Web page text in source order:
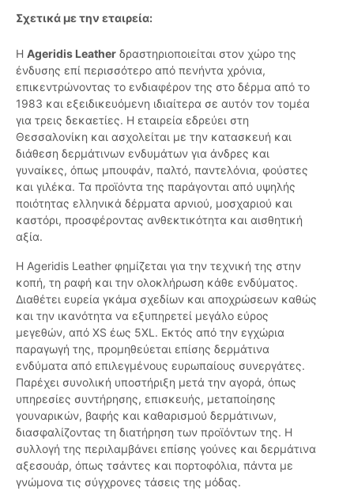
Σχετικά με την εταιρεία:
Η Ageridis Leather δραστηριοποιείται στον χώρο της
ένδυσης επί περισσότερο από πενήντα χρόνια,
επικεντρώνοντας το ενδιαφέρον της στο δέρμα από το
1983 και εξειδικευόμενη ιδιαίτερα σε αυτόν τον τομέα
για τρεις δεκαετίες. Η εταιρεία εδρεύει στη
Θεσσαλονίκη και ασχολείται με την κατασκευή και
διάθεση δερμάτινων ενδυμάτων για άνδρες και
γυναίκες, όπως μπουφάν, παλτό, παντελόνια, φούστες
και γιλέκα. Τα προϊόντα της παράγονται από υψηλής
ποιότητας ελληνικά δέρματα αρνιού, μοσχαριού και
καστόρι, προσφέροντας ανθεκτικότητα και αισθητική
αξία.
Η Ageridis Leather φημίζεται για την τεχνική της στην
κοπή, τη ραφή και την ολοκλήρωση κάθε ενδύματος.
Διαθέτει ευρεία γκάμα σχεδίων και αποχρώσεων καθώς
και την ικανότητα να εξυπηρετεί μεγάλο εύρος
μεγεθών, από XS έως 5XL. Εκτός από την εγχώρια
παραγωγή της, προμηθεύεται επίσης δερμάτινα
ενδύματα από επιλεγμένους ευρωπαίους συνεργάτες.
Παρέχει συνολική υποστήριξη μετά την αγορά, όπως
υπηρεσίες συντήρησης, επισκευής, μεταποίησης
γουναρικών, βαφής και καθαρισμού δερμάτινων,
διασφαλίζοντας τη διατήρηση των προϊόντων της. Η
συλλογή της περιλαμβάνει επίσης γούνες και δερμάτινα
αξεσουάρ, όπως τσάντες και πορτοφόλια, πάντα με
γνώμονα τις σύγχρονες τάσεις της μόδας.